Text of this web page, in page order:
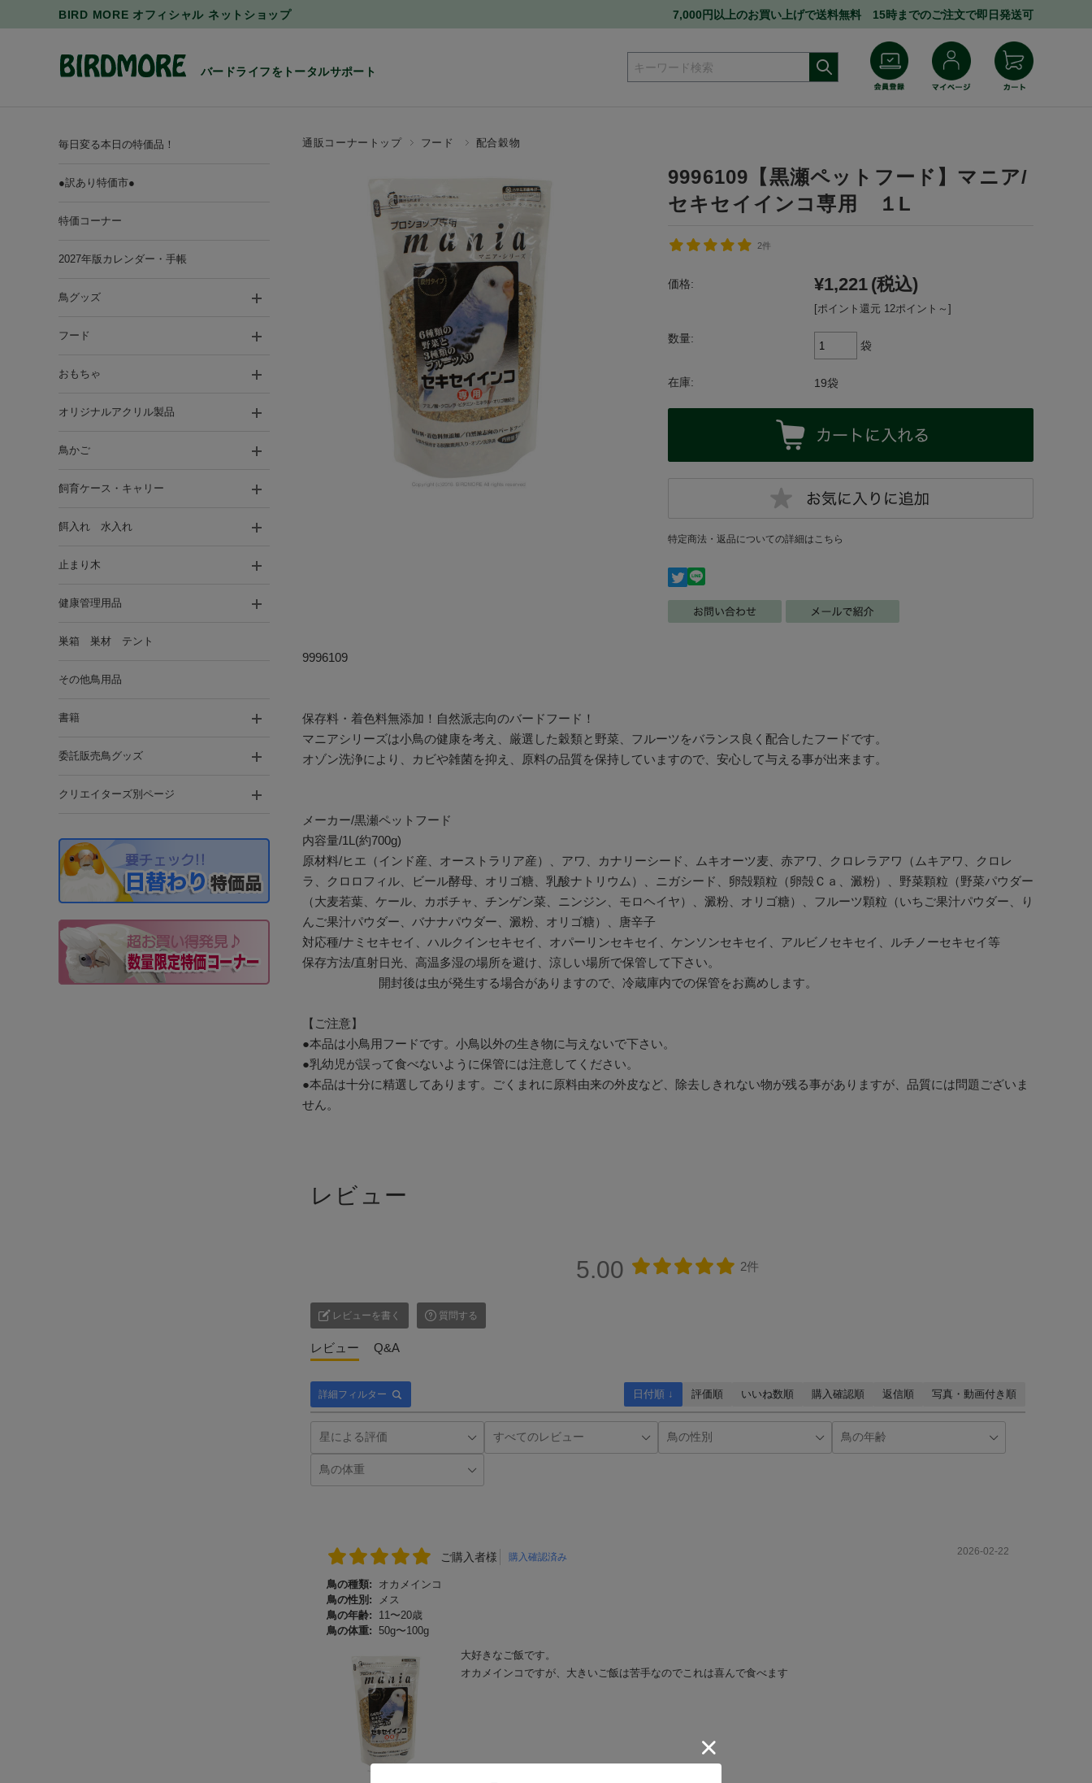
BIRD MORE オフィシャル ネットショップ 7,000円以上のお買い上げで送料無料 15時までのご注文で即日発送可
バードライフをトータルサポート
通販コーナートップ フード 配合穀物
9996109【黒瀬ペットフード】マニア/
セキセイインコ専用 １L
2件
価格: ¥1,221 (税込)
[ポイント還元 12ポイント～]
数量:
袋
在庫: 19袋
特定商法・返品についての詳細はこちら
9996109
保存料・着色料無添加！自然派志向のバードフード！
マニアシリーズは小鳥の健康を考え、厳選した穀類と野菜、フルーツをバランス良く配合したフードです。
オゾン洗浄により、カビや雑菌を抑え、原料の品質を保持していますので、安心して与える事が出来ます。
メーカー/黒瀬ペットフード
内容量/1L(約700g)
原材料/ヒエ（インド産、オーストラリア産）、アワ、カナリーシード、ムキオーツ麦、赤アワ、クロレラアワ（ムキアワ、クロレ
ラ、クロロフィル、ビール酵母、オリゴ糖、乳酸ナトリウム）、ニガシード、卵殻顆粒（卵殻Ｃａ、澱粉）、野菜顆粒（野菜パウダー
（大麦若葉、ケール、カボチャ、チンゲン菜、ニンジン、モロヘイヤ）、澱粉、オリゴ糖）、フルーツ顆粒（いちご果汁パウダー、り
んご果汁パウダー、バナナパウダー、澱粉、オリゴ糖）、唐辛子
対応種/ナミセキセイ、ハルクインセキセイ、オパーリンセキセイ、ケンソンセキセイ、アルビノセキセイ、ルチノーセキセイ等
保存方法/直射日光、高温多湿の場所を避け、涼しい場所で保管して下さい。
開封後は虫が発生する場合がありますので、冷蔵庫内での保管をお薦めします。
【ご注意】
●本品は小鳥用フードです。小鳥以外の生き物に与えないで下さい。
●乳幼児が誤って食べないように保管には注意してください。
●本品は十分に精選してあります。ごくまれに原料由来の外皮など、除去しきれない物が残る事がありますが、品質には問題ございま
せん。
レビュー
5.00 2件
レビューを書く 質問する
レビュー Q&A
詳細フィルター 日付順 ↓ 評価順 いいね数順 購入確認順 返信順 写真・動画付き順
ご購入者様 購入確認済み 2026-02-22
鳥の種類:
オカメインコ
鳥の性別:
メス
鳥の年齢:
11〜20歳
鳥の体重: 50g〜100g
大好きなご飯です。
オカメインコですが、大きいご飯は苦手なのでこれは喜んで食べます
毎日変る本日の特価品！
●訳あり特価市●
特価コーナー
2027年版カレンダー・手帳
鳥グッズ
フード
おもちゃ
オリジナルアクリル製品
鳥かご
飼育ケース・キャリー
餌入れ 水入れ
止まり木
健康管理用品
巣箱 巣材 テント
その他鳥用品
書籍
委託販売鳥グッズ
クリエイターズ別ページ